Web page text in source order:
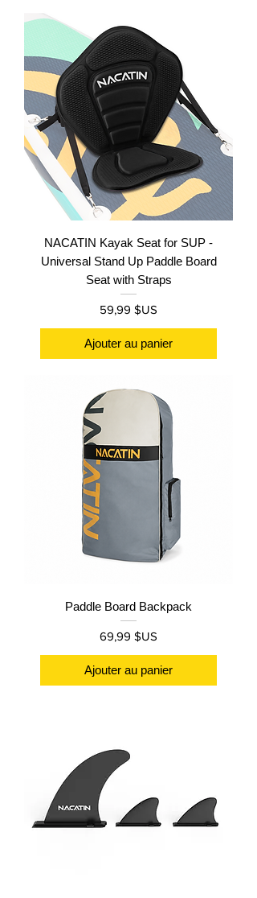
NACATIN Kayak Seat for SUP -
Universal Stand Up Paddle Board
Seat with Straps
Prix
59,99 $US
Ajouter au panier
Paddle Board Backpack
Prix
69,99 $US
Ajouter au panier